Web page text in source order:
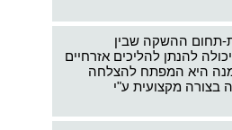
תחום ההשקה שבין
להנתן להליכים אזרחיים
היא המפתח להצלחה
בצורה מקצועית ע"י